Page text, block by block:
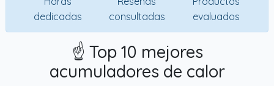
dedicadas
consultadas
evaluados
☝️ Top 10 mejores
acumuladores de calor